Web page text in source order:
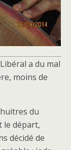
a du mal
moins de
du
le départ,
décidé de